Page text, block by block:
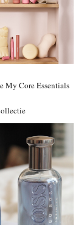
My Core Essentials